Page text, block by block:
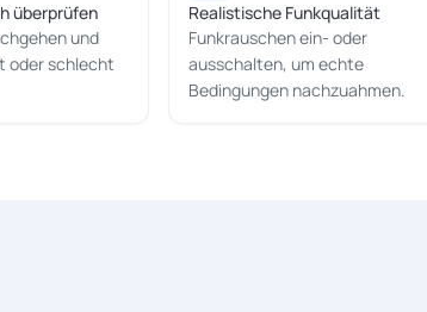
überprüfen
und
oder schlecht
Realistische Funkqualität
Funkrauschen ein- oder
ausschalten, um echte
Bedingungen nachzuahmen.